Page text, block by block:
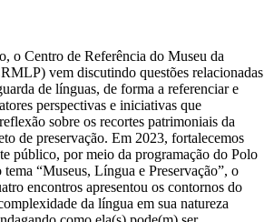
íntegra da conversa pode ser acessada abaixo. Bruno Brulon iniciou a sua fala traçando brevemente a trajetória que levou à aprovação da Nova Definição de Museus, destacando a importância de uma metodologia de trabalho baseada na participação, diversidade de vozes e comunicação transparente para chegar à definição final. Esse processo foi fruto de uma forte presença do Sul global, particularmente da América Latina, nos processos constitutivos do ICOM, considerando que a nova definição rompe com uma visão ainda muito respaldada na experiência europeia de museu, e teve, além do próprio texto, desdobramentos inéditos. O comitê brasileiro, dentre outros países de língua portuguesa, teve liderança na tradução para o português¹ e contribuiu para a definição, incluindo termos como “democracia” e “antirracismo”, e teve implicações para a produção da coletânea “Descolonizando a Museologia”, disponível para leitura aqui. Marília Bonas enfatizou o protagonismo latino-americano na qualidade da definição e citou termos priorizados pelo comitê brasileiro, refletindo anseios contemporâneos do país². O Museu da Língua Portuguesa promove ações alinhadas a esses valores, destacando a frente de Articulação Social, que inclui parcerias culturais e a realização do I Festival Pop Rua. Elaine Gold introduziu o Canadian Language Museum, fundado em 2011 em Toronto – Canadá, uma cidade que tem como característica o multilinguismo. Elaine ressaltou desafios similares ao Museu da Língua Portuguesa, como a representação e inclusão de diversas línguas. Segundo ela: “o Canadá é berço de uma abundante variedade linguística, somando mais de 60 línguas indígenas, e esses representantes precisam estar incluídos na dinâmica do Museu.” Gold cita casos exitosos da união entre tecnologia e linguagem para a preservação e valorização da cultura. O Canadian Language Museum aposta nesse aspecto e tem como produto a exposição virtual da língua de sinais canadense. Elaine também menciona a start-up Pinnguaq, criada dentro da comunidade indígena do território Nunavut, ao norte do Canadá, e oferece, através de jogos, atividades lúdicas e outras ferramentas informatizadas, possibilidades de aprendizado da língua indígena Inuktitut. 2. Língua e patrimônio: aproximações para a construção de memóriaNo encontro realizado em julho, intitulado “Língua e patrimônio: aproximações para a construção de memória”, foi promovida uma discussão abrangente sobre as línguas e seu papel fundamental na articulação de saberes, na construção de narrativas e na circulação da cultura e história das pessoas. O diálogo abordou o conceito de patrimônio, envolvendo sua identificação, delimitação e objetivos. Foram feitas reflexões acerca da língua portuguesa enquanto patrimônio cultural imaterial e os meios eficazes de preservá-la; a discussão pode ser assistida no vídeo abaixo. Perguntas cruciais, como o significado de preservar uma língua e o processo de patrimonialização linguística, foram abordados pelos convidados. Participaram dessa discussão a antropóloga linguística Anna Luisa Daigneault, representando o Living Tongues Institute for Endangered Languages, uma organização de pesquisa sem fins lucrativos sediada nos Estados Unidos, dedicada à proteção da diversidade linguística. Ao lado dela, Reginaldo Gonçalves, professor de Antropologia Cultural no Instituto de Filosofia e Ciências Sociais da UFRJ e membro do Conselho Consultivo do IPHAN, trouxe sua expertise em pesquisas nas áreas de coleções, museus e patrimônios, memória e cidade, além de história da antropologia, entre outros. A diversidade cultural e linguística dos palestrantes, originários de lugares tão distintos como Brasil e EUA, enriqueceu o diálogo, proporcionando uma perspectiva rica e multifacetada. Daigneault, com base em sua experiência no Living Tongues Institute, apresentou um panorama de como a tecnologia pode ser aliada na preservação de línguas ameaçadas de extinção. Ela destacou o projeto de longo prazo “Living Dictionaries”, que mapeia e disponibiliza dicionários de línguas sub-representadas em um banco de dados on-line e aberto. Em complemento a essa abordagem, Gonçalves ressaltou a importância da agência dos indivíduos na construção cotidiana dessas línguas e em seus diferentes modos de expressão, conduzindo a uma reflexão sobre a especificidade da língua como patrimônio. Nesse diálogo, ficou evidente que há um toque único e criativo em tudo o que é considerado patrimônio cultural, e a língua não é exceção. O professor apresentou uma metodologia para pensar em patrimônio partindo do pressuposto de que este não se resume a um conjunto de regras, mas é, antes de tudo, “algo vivido subjetivamente, algo que é criado e reconstruído permanentemente”. Ele também indicou seu livro A retórica da perda para aqueles que desejam aprofundar-se no tema. O patrimônio cultural celebrado nas falas dos convidados foi descrito como algo construído, reconstruído e criativo. Anna Daigneault explorou o enriquecedor encontro da língua com as artes plásticas, apresentando artistas como Preston Singletary, cujas obras, com uma dimensão emocional à linguística, podem ser visualizadas no site do National Museum of the American Indian. Além disso, mencionou o Mapa de Culturas Judaicas, uma referência espacial e temporal da cultura judaica, acessível por meio de informações provenientes de diversos bancos de dados, que pode ser acessado aqui. 3. Língua, música e memóriaNo terceiro encontro, ocorrido em agosto de 2023, a música assumiu o protagonismo nas discussões. Os convidados, Nilcemar Nogueira, doutora em Psicologia Social, mestre em Bens Culturais e Projetos Sociais e diretora do Museu do Samba, e Pedro Acosta, doutor em Música, produtor cultural e atual presidente da Associação Brasileira de Etnomusicologia, participaram ativamente de uma discussão envolvente sobre o papel da língua e da música na construção e perpetuação da memória e das tradições humanas. O registro desse encontro pode ser acessado abaixo: A música, elemento intrínseco à vida das pessoas, ganhou destaque dentro do Museu da Língua Portuguesa, sendo celebrada na exposição temporária intitulada Essa nossa canção. Pedro Acosta compartilhou com o público sua área de estudo, a etnomusicologia, que analisa